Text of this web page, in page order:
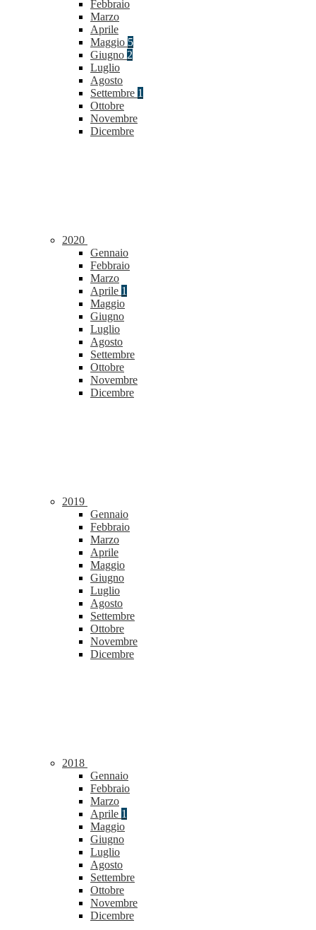
Febbraio
Marzo
Aprile
Maggio 5
Giugno 2
Luglio
Agosto
Settembre 1
Ottobre
Novembre
Dicembre
2020
Gennaio
Febbraio
Marzo
Aprile 1
Maggio
Giugno
Luglio
Agosto
Settembre
Ottobre
Novembre
Dicembre
2019
Gennaio
Febbraio
Marzo
Aprile
Maggio
Giugno
Luglio
Agosto
Settembre
Ottobre
Novembre
Dicembre
2018
Gennaio
Febbraio
Marzo
Aprile 1
Maggio
Giugno
Luglio
Agosto
Settembre
Ottobre
Novembre
Dicembre